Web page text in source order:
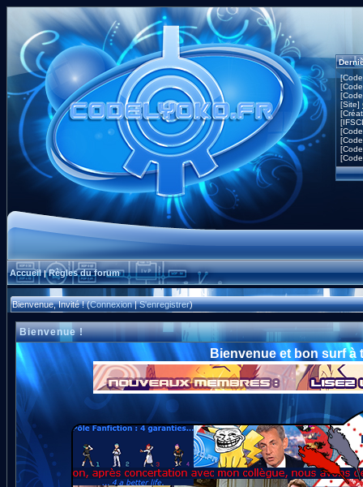
[Site]
Accueil|Règles du forum
Bienvenue, Invité ! (Connexion|S'enregistrer)
Bienvenue !
Bienvenue et bon surf à